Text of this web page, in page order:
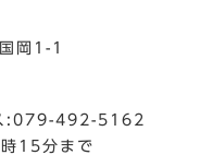
岡1-1
:079-492-5162
15分まで